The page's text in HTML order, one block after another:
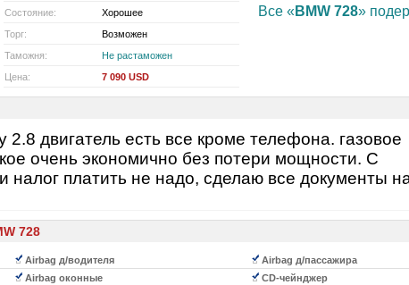
Состояние:
Хорошее
Торг:
Возможен
Таможня:
Не растаможен
Цена:
7 090 USD
Все « BMW 728»
двигатель есть все кроме телефона. газовое
очень экономично без потери мощности. С
налог платить не надо, сделаю все документы
728
Airbag д/водителя
Airbag д/пассажира
Airbag оконные
CD-чейнджер